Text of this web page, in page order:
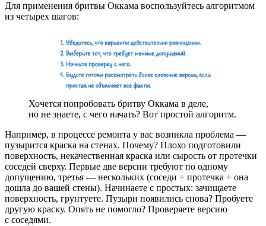
Для применения бритвы Оккама воспользуйтесь алгоритмом
из четырех шагов:
Хочется попробовать бритву Оккама в деле,
но не знаете, с чего начать? Вот простой алгоритм.
Например, в процессе ремонта у вас возникла проблема —
пузырится краска на стенах. Почему? Плохо подготовили
поверхность, некачественная краска или сырость от протечки
соседей сверху. Первые две версии требуют по одному
допущению, третья — нескольких (соседи + протечка + она
дошла до вашей стены). Начинаете с простых: зачищаете
поверхность, грунтуете. Пузыри появились снова? Пробуете
другую краску. Опять не помогло? Проверяете версию
с соседями.